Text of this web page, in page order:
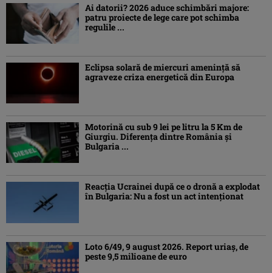
Ai datorii? 2026 aduce schimbări majore:
patru proiecte de lege care pot schimba
regulile ...
Eclipsa solară de miercuri ameninţă să
agraveze criza energetică din Europa
Motorină cu sub 9 lei pe litru la 5 Km de
Giurgiu. Diferența dintre România și
Bulgaria ...
Reacția Ucrainei după ce o dronă a explodat
în Bulgaria: Nu a fost un act intenționat
Loto 6/49, 9 august 2026. Report uriaș, de
peste 9,5 milioane de euro